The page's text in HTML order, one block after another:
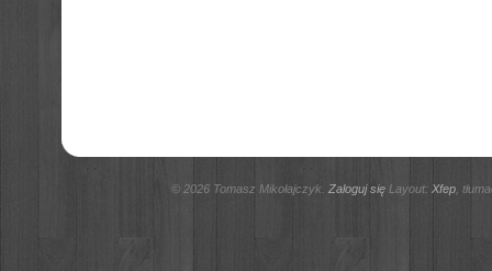
© 2026 Tomasz Mikołajczyk. Zaloguj sięLayout: Xfep,